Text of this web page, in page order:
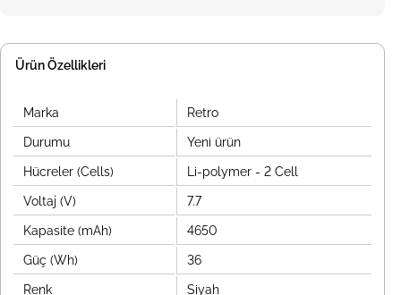
Ürün Özellikleri
Marka Retro
Durumu Yeni ürün
Hücreler (Cells) Li-polymer - 2 Cell
Voltaj (V) 7.7
Kapasite (mAh) 4650
Güç (Wh) 36
Renk Siyah